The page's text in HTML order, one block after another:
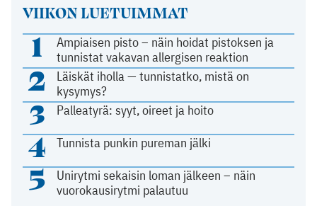
VIIKON LUETUIMMAT
1
Ampiaisen pisto – näin hoidat pistoksen ja
tunnistat vakavan allergisen reaktion
2
Läiskät iholla — tunnistatko, mistä on
kysymys?
3 Palleatyrä: syyt, oireet ja hoito
4 Tunnista punkin pureman jälki
5
Unirytmi sekaisin loman jälkeen – näin
vuorokausirytmi palautuu